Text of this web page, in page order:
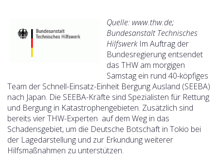
Quelle: www.thw.de;
Bundesanstalt Technisches
Hilfswerk Im Auftrag der
Bundesregierung entsendet
das THW am morgigen
Samstag ein rund 40-köpfiges
Team der Schnell-Einsatz-Einheit Bergung Ausland (SEEBA)
nach Japan. Die SEEBA-Kräfte sind Spezialisten für Rettung
und Bergung in Katastrophengebieten. Zusätzlich sind
bereits vier THW-Experten auf dem Weg in das
Schadensgebiet, um die Deutsche Botschaft in Tokio bei
der Lagedarstellung und zur Erkundung weiterer
Hilfsmaßnahmen zu unterstützen.